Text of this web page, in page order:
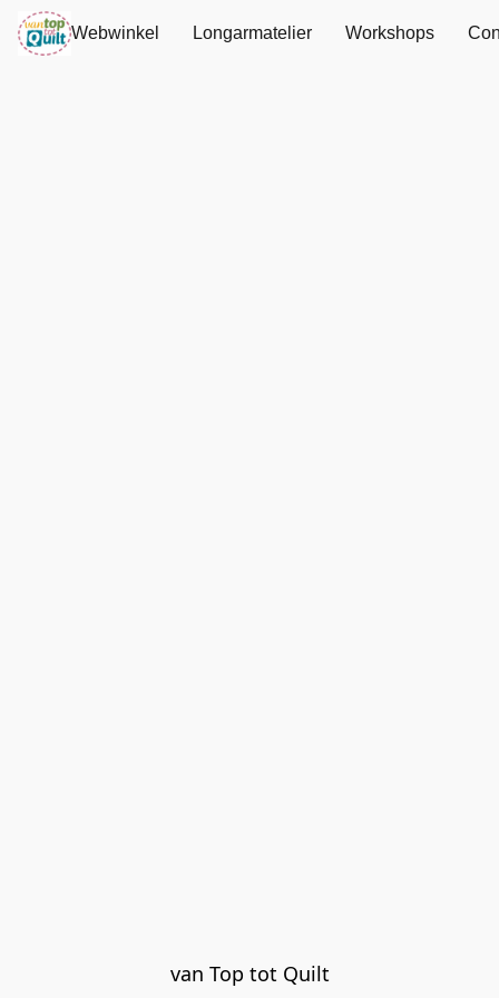
Webwinkel Longarmatelier Workshops
van Top tot Quilt